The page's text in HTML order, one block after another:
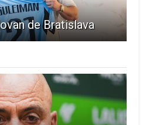
de Bratislava